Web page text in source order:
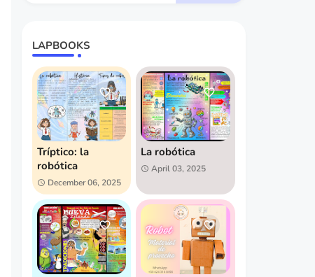
LAPBOOKS
Tríptico: la
robótica
December 06, 2025
La robótica
April 03, 2025